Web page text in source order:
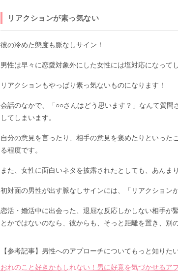
リアクションが素っ気ない
彼の冷めた態度も脈なしサイン！
男性は早々に恋愛対象外にした女性には塩対応になって
リアクションもやっぱり素っ気ないものになります！
会話のなかで、「○○さんはどう思います？」なんて質
してしまいます。
自分の意見を言ったり、相手の意見を褒めたりといった
る程度です。
また、女性に面白いネタを披露されたとしても、あんま
初対面の男性が出す脈なしサインには、「リアクション
恋活・婚活中に出会った、退屈な反応しかしない相手が
とかではないのなら、彼からも、そっと距離を置き、別
【参考記事】男性へのアプローチについてもっと知りた
おれのこと好きかもしれない！男に好意を気づかせるア